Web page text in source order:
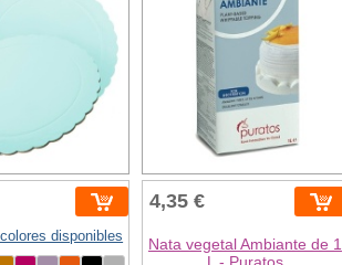
disponibles
4,35 €
Nata vegetal Ambiante de 1